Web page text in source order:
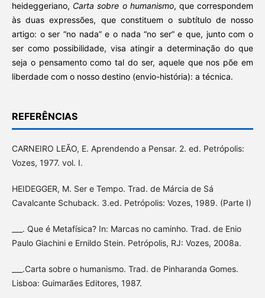
heideggeriano, Carta sobre o humanismo, que correspondem
às duas expressões, que constituem o subtítulo de nosso
artigo: o ser “no nada” e o nada “no ser” e que, junto com o
ser como possibilidade, visa atingir a determinação do que
seja o pensamento como tal do ser, aquele que nos põe em
liberdade com o nosso destino (envio-história): a técnica.
REFERÊNCIAS
CARNEIRO LEÃO, E. Aprendendo a Pensar. 2. ed. Petrópolis:
Vozes, 1977. vol. I.
HEIDEGGER, M. Ser e Tempo. Trad. de Márcia de Sá
Cavalcante Schuback. 3.ed. Petrópolis: Vozes, 1989. (Parte I)
___. Que é Metafísica? In: Marcas no caminho. Trad. de Enio
Paulo Giachini e Ernildo Stein. Petrópolis, RJ: Vozes, 2008a.
___.Carta sobre o humanismo. Trad. de Pinharanda Gomes.
Lisboa: Guimarães Editores, 1987.